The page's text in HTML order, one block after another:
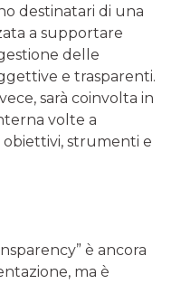
destinatari di una
a supportare
delle
e trasparenti.
sarà coinvolta in
volte a
obiettivi, strumenti e
è ancora
ma è